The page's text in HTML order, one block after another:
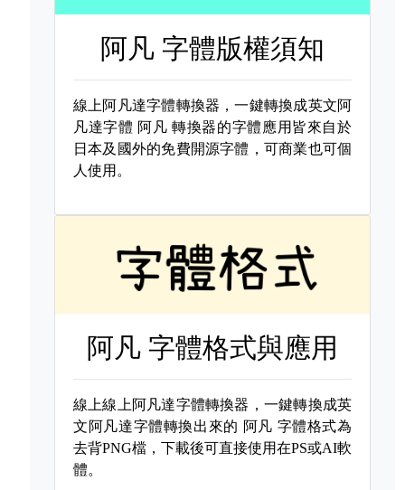
阿凡 字體版權須知
線上阿凡達字體轉換器，一鍵轉換成英文阿
凡達字體 阿凡 轉換器的字體應用皆來自於
日本及國外的免費開源字體，可商業也可個
人使用。
阿凡 字體格式與應用
線上線上阿凡達字體轉換器，一鍵轉換成英
文阿凡達字體轉換出來的 阿凡 字體格式為
去背PNG檔，下載後可直接使用在PS或AI軟
體。